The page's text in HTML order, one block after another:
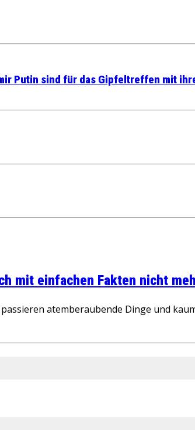
Putin sind für das Gipfeltreffen mit
mit einfachen Fakten nicht
atemberaubende Dinge und